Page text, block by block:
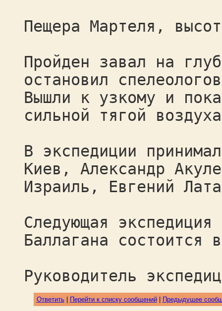
Пещера Мартеля,
Пройден завал на
остановил
Вышли к узкому и
сильной тягой
В экспедиции
Киев, Александр
Израиль, Евгений
Следующая
Баллагана состоится
Руководитель
Ответить| Перейти к списку сообщений| Предыдущее